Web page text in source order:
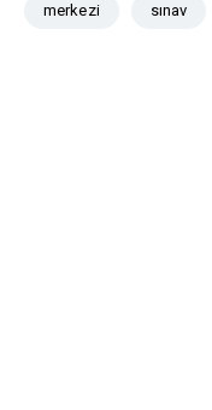
merkezi sınav